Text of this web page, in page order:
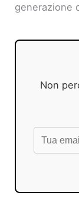
generazione
Non